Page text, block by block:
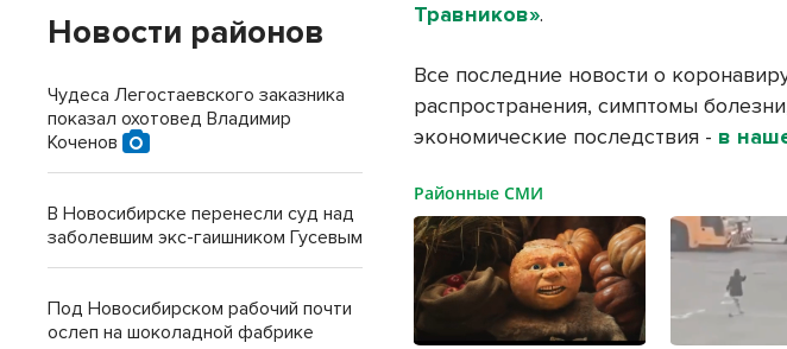
Травников».
Все последние новости о
распространения, симптомы
экономические последствия - в
Районные СМИ
Новости районов
Чудеса Легостаевского заказника
показал охотовед Владимир
Коченов
В Новосибирске перенесли суд над
заболевшим экс-гаишником Гусевым
Под Новосибирском рабочий почти
ослеп на шоколадной фабрике